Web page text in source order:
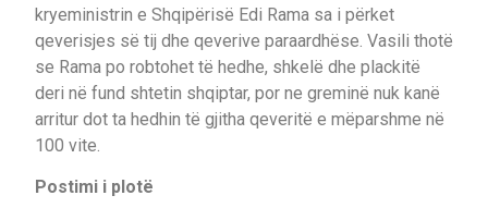
kryeministrin e Shqipërisë Edi Rama sa i përket
qeverisjes së tij dhe qeverive paraardhëse. Vasili thotë
se Rama po robtohet të hedhe, shkelë dhe plackitë
deri në fund shtetin shqiptar, por ne greminë nuk kanë
arritur dot ta hedhin të gjitha qeveritë e mëparshme në
100 vite.
Postimi i plotë